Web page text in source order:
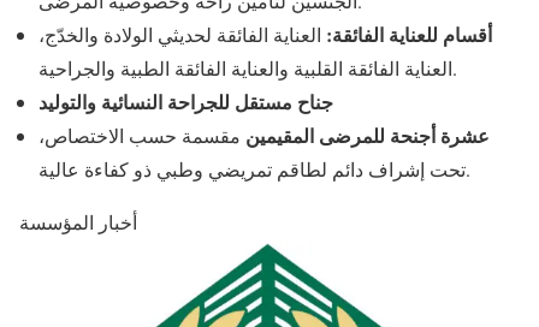
أقسام للعناية الفائقة: العناية الفائقة لحديثي الولادة والخدّج،
العناية الفائقة القلبية والعناية الفائقة الطبية والجراحية.
جناح مستقل للجراحة النسائية والتوليد
عشرة أجنحة للمرضى المقيمين مقسمة حسب الاختصاص،
تحت إشراف دائم لطاقم تمريضي وطبي ذو كفاءة عالية.
أخبار المؤسسة